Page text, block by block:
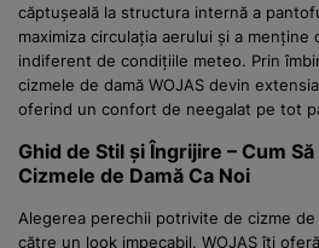
căptușeală la structura internă a
maximiza circulația aerului și a menține
indiferent de condițiile meteo. Prin
cizmele de damă WOJAS devin
oferind un confort de neegalat pe tot
Ghid de Stil și Îngrijire – Cum
Cizmele de Damă Ca Noi
Alegerea perechii potrivite de cizme
către un look impecabil. WOJAS îți